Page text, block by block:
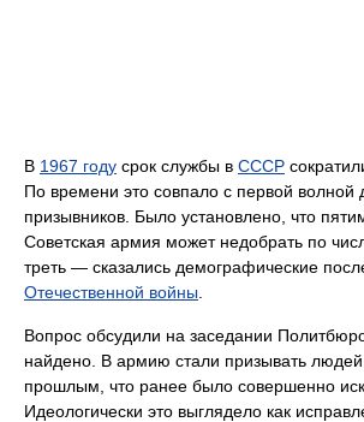
В 1967 году срок службы в СССР
По времени это совпало с первой волной
призывников. Было установлено, что
Советская армия может недобрать по
треть — сказались демографические
Отечественной войны
Вопрос обсудили на заседании
найдено. В армию стали призывать
прошлым, что ранее было совершенно
Идеологически это выглядело как